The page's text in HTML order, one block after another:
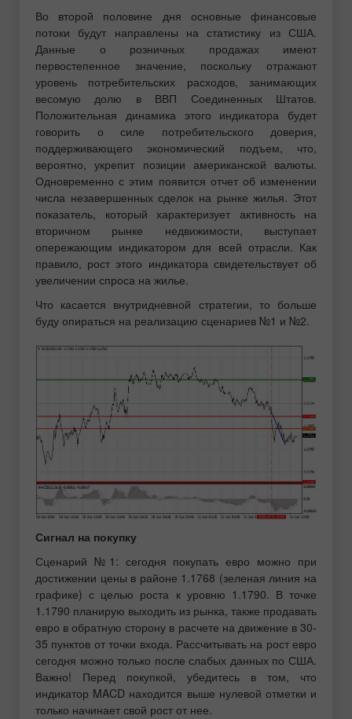
Во второй половине дня основные финансовые
потоки будут направлены на статистику из США.
Данные о розничных продажах имеют
первостепенное значение, поскольку отражают
уровень потребительских расходов, занимающих
весомую долю в ВВП Соединенных Штатов.
Положительная динамика этого индикатора будет
говорить о силе потребительского доверия,
поддерживающего экономический подъем, что,
вероятно, укрепит позиции американской валюты.
Одновременно с этим появится отчет об изменении
числа незавершенных сделок на рынке жилья. Этот
показатель, который характеризует активность на
вторичном рынке недвижимости, выступает
опережающим индикатором для всей отрасли. Как
правило, рост этого индикатора свидетельствует об
увеличении спроса на жилье.
Что касается внутридневной стратегии, то больше
буду опираться на реализацию сценариев №1 и №2.
Сигнал на покупку
Сценарий №1: сегодня покупать евро можно при
достижении цены в районе 1.1768 (зеленая линия на
графике) с целью роста к уровню 1.1790. В точке
1.1790 планирую выходить из рынка, также продавать
евро в обратную сторону в расчете на движение в 30-
35 пунктов от точки входа. Рассчитывать на рост евро
сегодня можно только после слабых данных по США.
Важно! Перед покупкой, убедитесь в том, что
индикатор MACD находится выше нулевой отметки и
только начинает свой рост от нее.